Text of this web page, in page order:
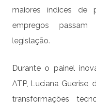
maiores índices de
empregos
legislação.
Durante o painel
ATP, Luciana Guerise,
transformações